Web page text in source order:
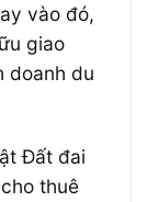
vào đó,
giao
doanh du
Đất đai
thuê